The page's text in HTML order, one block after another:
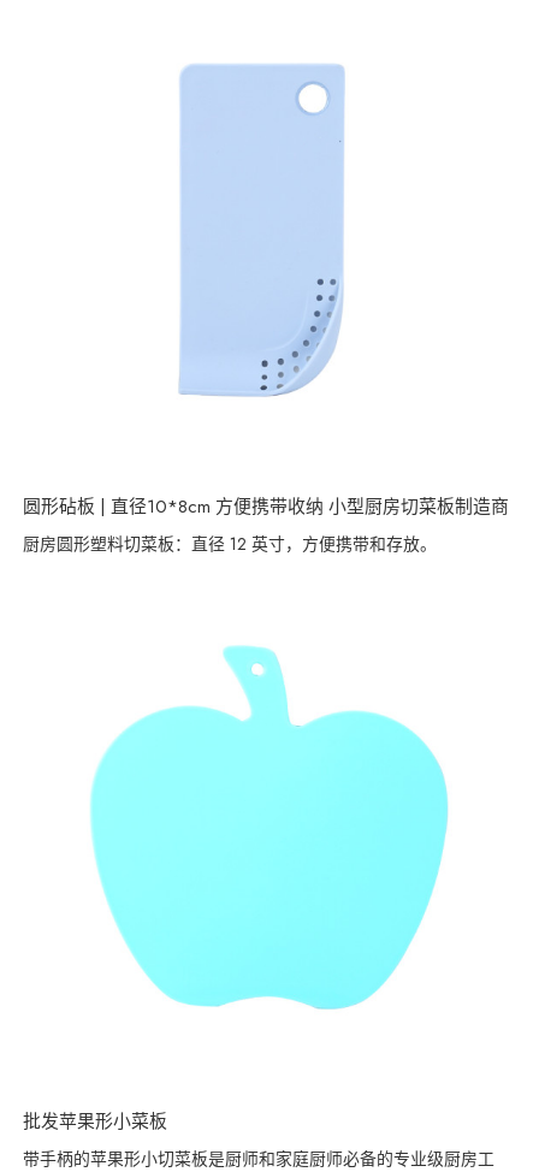
圆形砧板 | 直径10*8cm 方便携带收纳 小型厨房切菜板制造商
厨房圆形塑料切菜板：直径 12 英寸，方便携带和存放。
批发苹果形小菜板
带手柄的苹果形小切菜板是厨师和家庭厨师必备的专业级厨房工